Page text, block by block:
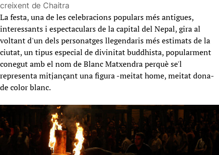
creixent de Chaitra
La festa, una de les celebracions populars més antigues,
interessants i espectaculars de la capital del Nepal, gira al
voltant d'un dels personatges llegendaris més estimats de la
ciutat, un tipus especial de divinitat buddhista, popularment
conegut amb el nom de Blanc Matxendra perquè se'l
representa mitjançant una figura -meitat home, meitat dona-
de color blanc.